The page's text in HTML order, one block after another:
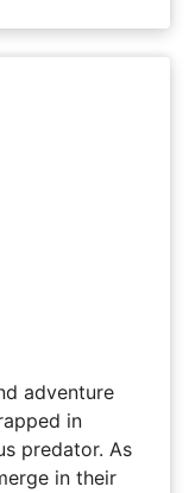
adventure
in
predator. As
in their